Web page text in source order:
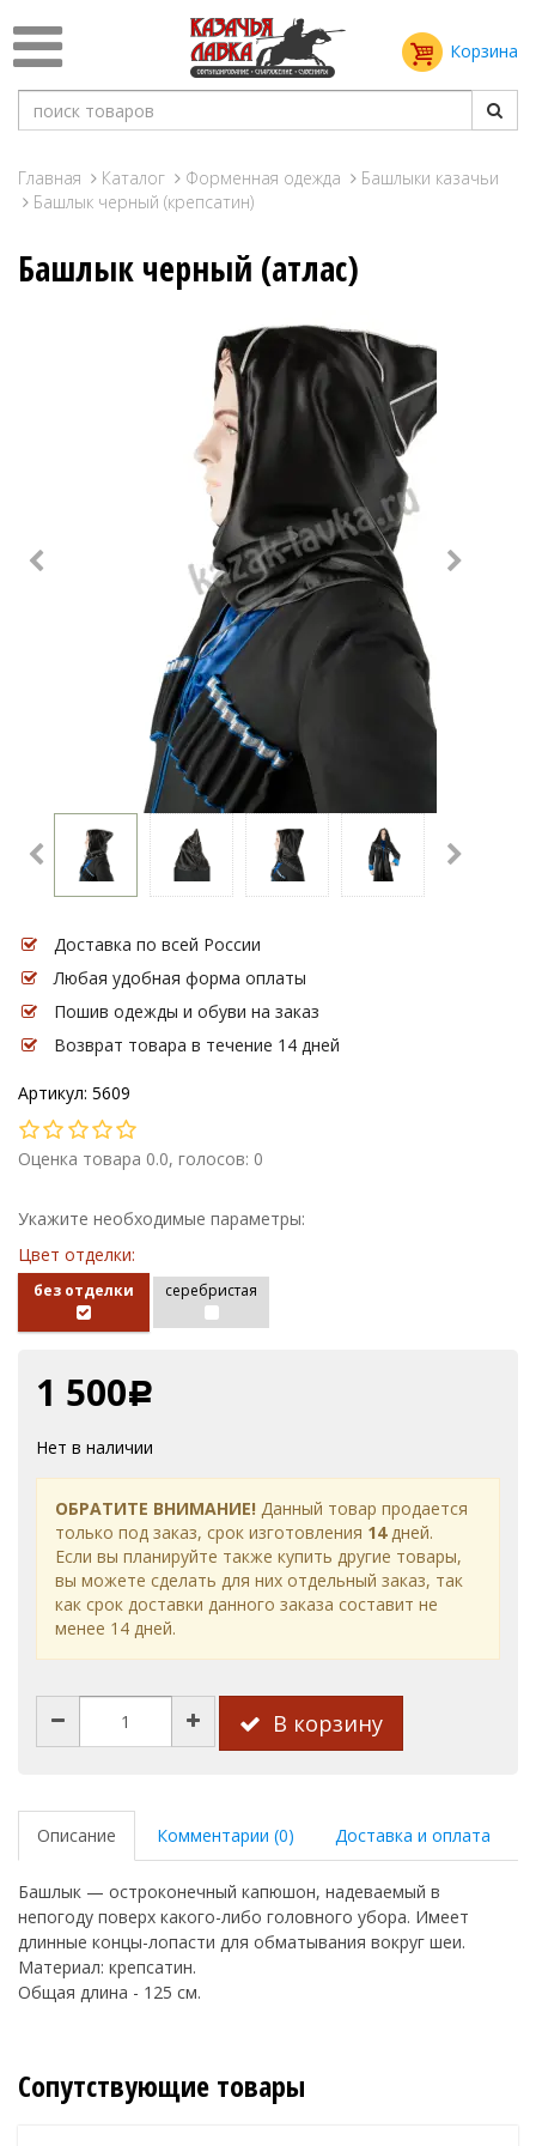
Корзина
Главная Каталог Форменная одежда
Башлыки казачьи
Башлык черный (крепсатин)
Башлык черный (атлас)
Доставка по всей России
Любая удобная форма оплаты
Пошив одежды и обуви на заказ
Возврат товара в течение 14 дней
Артикул: 5609
Оценка товара 0.0, голосов: 0
Укажите необходимые параметры:
Цвет отделки:
без отделки серебристая
1 500Р
Нет в наличии
ОБРАТИТЕ ВНИМАНИЕ! Данный товар продается
только под заказ, срок изготовления 14дней.
Если вы планируйте также купить другие товары,
вы можете сделать для них отдельный заказ, так
как срок доставки данного заказа составит не
менее 14 дней.
В корзину
Описание Комментарии (0) Доставка и оплата
Башлык — остроконечный капюшон, надеваемый в
непогоду поверх какого-либо головного убора. Имеет
длинные концы-лопасти для обматывания вокруг шеи.
Материал: крепсатин.
Общая длина - 125 см.
Сопутствующие товары